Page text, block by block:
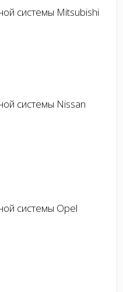
системы Mitsubishi
системы Nissan
системы Opel